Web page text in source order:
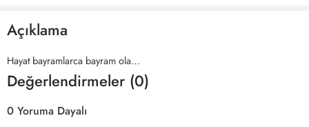
Açıklama
Hayat bayramlarca bayram ola…
Değerlendirmeler (0)
0 Yoruma Dayalı